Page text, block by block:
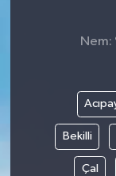
Nem:
Bekilli
Çal